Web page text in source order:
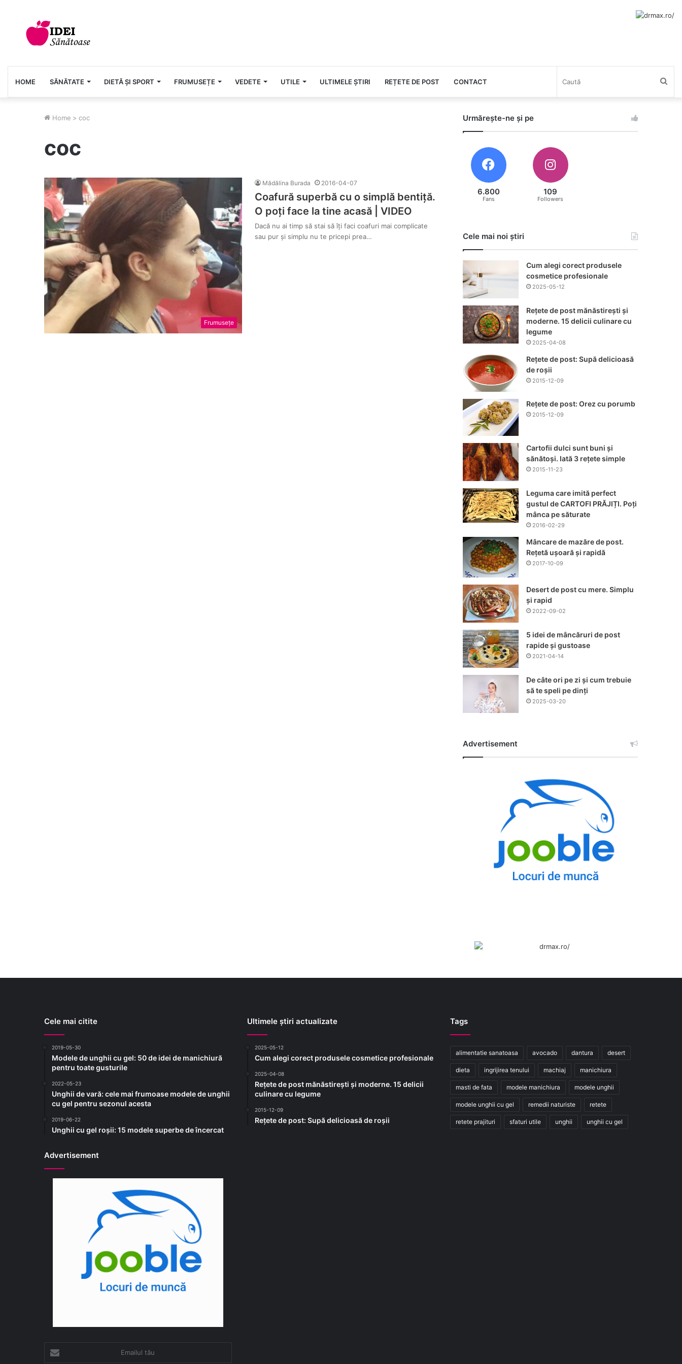
HOME SĂNĂTATE DIETĂ ȘI SPORT FRUMUSEȚE VEDETE UTILE ULTIMELE ȘTIRI REȚETE DE POST CONTACT
Home > coc
coc
Frumusețe
Mădălina Burada 2016-04-07
Coafură superbă cu o simplă bentiță.
O poți face la tine acasă | VIDEO
Dacă nu ai timp să stai să îți faci coafuri mai complicate
sau pur și simplu nu te pricepi prea…
Urmărește-ne și pe
6.800
Fans
109
Followers
Cele mai noi știri
Cum alegi corect produsele
cosmetice profesionale
2025-05-12
Rețete de post mănăstirești și
moderne. 15 delicii culinare cu
legume
2025-04-08
Rețete de post: Supă delicioasă
de roșii
2015-12-09
Rețete de post: Orez cu porumb
2015-12-09
Cartofii dulci sunt buni și
sănătoși. Iată 3 rețete simple
2015-11-23
Leguma care imită perfect
gustul de CARTOFI PRĂJIȚI. Poți
mânca pe săturate
2016-02-29
Mâncare de mazăre de post.
Rețetă ușoară și rapidă
2017-10-09
Desert de post cu mere. Simplu
și rapid
2022-09-02
5 idei de mâncăruri de post
rapide și gustoase
2021-04-14
De câte ori pe zi și cum trebuie
să te speli pe dinți
2025-03-20
Advertisement
Cele mai citite
2019-05-30
Modele de unghii cu gel: 50 de idei de manichiură
pentru toate gusturile
2022-05-23
Unghii de vară: cele mai frumoase modele de unghii
cu gel pentru sezonul acesta
2019-06-22
Unghii cu gel roșii: 15 modele superbe de încercat
Advertisement
tău
Ultimele știri actualizate
2025-05-12
Cum alegi corect produsele cosmetice profesionale
2025-04-08
Rețete de post mănăstirești și moderne. 15 delicii
culinare cu legume
2015-12-09
Rețete de post: Supă delicioasă de roșii
Tags
alimentatie sanatoasa avocado dantura desert
dieta ingrijirea tenului machiaj manichiura
masti de fata modele manichiura modele unghii
modele unghii cu gel remedii naturiste retete
retete prajituri sfaturi utile unghii unghii cu gel